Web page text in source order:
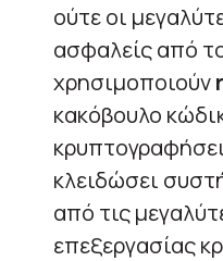
ούτε οι
ασφαλείς από
χρησιμοποιούν
κακόβουλο
κλειδώσει
από τις
επεξεργασίας